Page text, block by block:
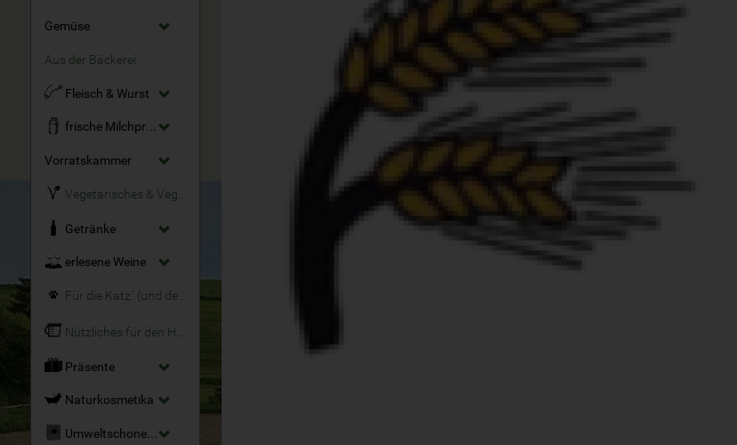
Gemüse
Aus der Bäckerei
Fleisch & Wurst
frische Milchprodukte
Vorratskammer
Getränke
erlesene Weine
Für die Katz´ (und den Hund)
Präsente
Naturkosmetika
Umweltschonende Reinigungsmittel